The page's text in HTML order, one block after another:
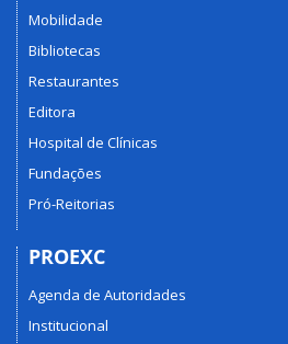
Mobilidade
Bibliotecas
Restaurantes
Editora
Hospital de Clínicas
Fundações
Pró-Reitorias
PROEXC
Agenda de Autoridades
Institucional